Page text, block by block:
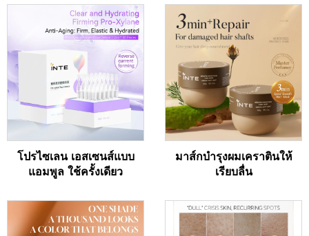
โปรไซเลน เอสเซนส์แบบ
แอมพูล ใช้ครั้งเดียว
มาส์กบำรุงผมเคราตินให้
เรียบลื่น